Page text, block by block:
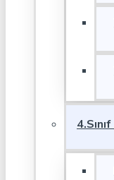
4.Sınıf